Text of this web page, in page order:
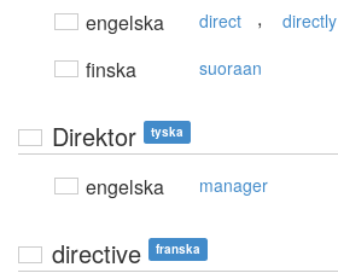
engelska direct , directly
finska suoraan
Direktor tyska
engelska manager
directive franska